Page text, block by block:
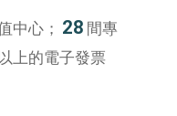
中心； 28 間專
以上的電子發票